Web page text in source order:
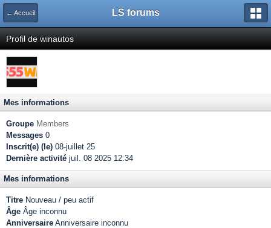
← Accueil LS forums
Profil de winautos
Mes informations
Groupe Members
Messages 0
Inscrit(e) (le) 08-juillet 25
Dernière activité juil. 08 2025 12:34
Mes informations
Titre Nouveau / peu actif
Âge Âge inconnu
Anniversaire Anniversaire inconnu